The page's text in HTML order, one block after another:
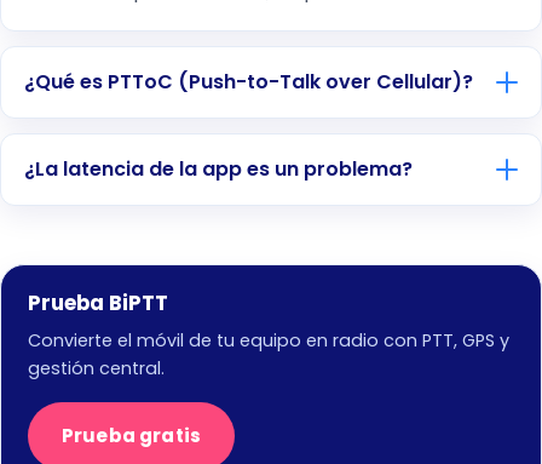
¿Qué es PTToC (Push-to-Talk over Cellular)?
¿La latencia de la app es un problema?
Prueba BiPTT
Convierte el móvil de tu equipo en radio con PTT, GPS y
gestión central.
Prueba gratis